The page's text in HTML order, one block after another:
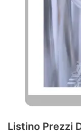
Listino Prezzi